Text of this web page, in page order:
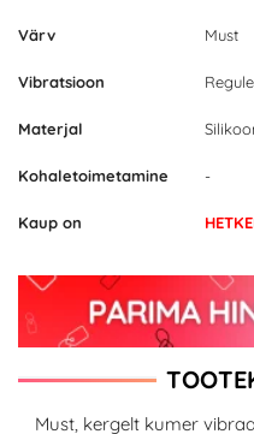
Värv Must
Vibratsioon
Materjal
Kohaletoimetamine -
Kaup on
Must, kergelt kumer